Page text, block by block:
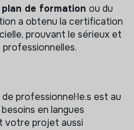
plan de formation ou du
a obtenu la certification
prouvant le sérieux et
de professionnel·le.s est au
en langues
votre projet aussi